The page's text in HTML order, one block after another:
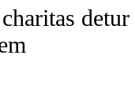
detur